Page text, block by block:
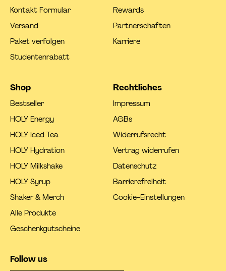
Kontakt Formular
Versand
Paket verfolgen
Studentenrabatt
Rewards
Partnerschaften
Karriere
Shop
Bestseller
HOLY Energy
HOLY Iced Tea
HOLY Hydration
HOLY Milkshake
HOLY Syrup
Shaker & Merch
Alle Produkte
Geschenkgutscheine
Rechtliches
Impressum
AGBs
Widerrufsrecht
Vertrag widerrufen
Datenschutz
Barrierefreiheit
Cookie-Einstellungen
Follow us